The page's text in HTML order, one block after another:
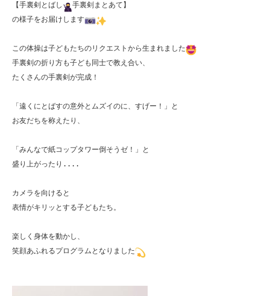
【手裏剣とばし
手裏剣まとあて】
の様子をお届けします
この体操は子どもたちのリクエストから生まれました
手裏剣の折り方も子ども同士で教え合い、
たくさんの手裏剣が完成！
「遠くにとばすの意外とムズイのに、すげー！」と
お友だちを称えたり、
「みんなで紙コップタワー倒そうゼ！」と
盛り上がったり....
カメラを向けると
表情がキリッとする子どもたち。
楽しく身体を動かし、
笑顔あふれるプログラムとなりました